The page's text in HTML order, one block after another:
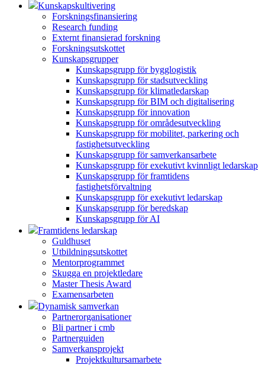
Kunskapskultivering
Forskningsfinansiering
Research funding
Externt finansierad forskning
Forskningsutskottet
Kunskapsgrupper
Kunskapsgrupp för bygglogistik
Kunskapsgrupp för stadsutveckling
Kunskapsgrupp för klimatledarskap
Kunskapsgrupp för BIM och digitalisering
Kunskapsgrupp för innovation
Kunskapsgrupp för områdesutveckling
Kunskapsgrupp för mobilitet, parkering och
fastighetsutveckling
Kunskapsgrupp för samverkansarbete
Kunskapsgrupp för exekutivt kvinnligt ledarskap
Kunskapsgrupp för framtidens
fastighetsförvaltning
Kunskapsgrupp för exekutivt ledarskap
Kunskapsgrupp för beredskap
Kunskapsgrupp för AI
Framtidens ledarskap
Guldhuset
Utbildningsutskottet
Mentorprogrammet
Skugga en projektledare
Master Thesis Award
Examensarbeten
Dynamisk samverkan
Partnerorganisationer
Bli partner i cmb
Partnerguiden
Samverkansprojekt
Projektkultursamarbete